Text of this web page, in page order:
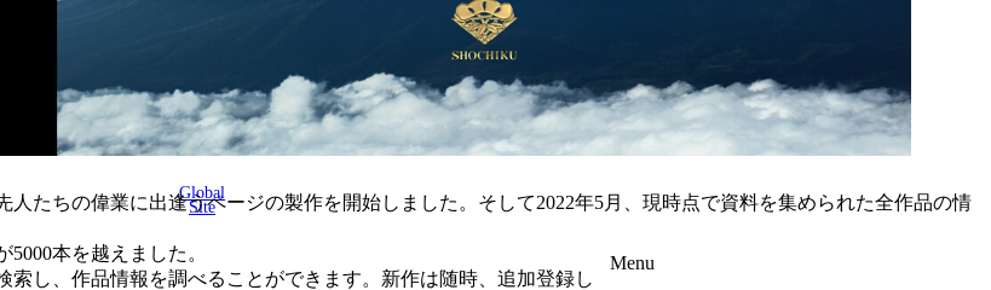
Global
Site
Menu
たちの偉業に出逢うページの製作を開始しました。そして2022年5月、現時点で資料を集められた全作品の情
本を越えました。
し、作品情報を調べることができます。新作は随時、追加登録し